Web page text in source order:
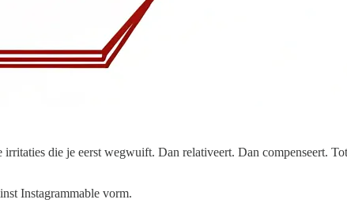
die je eerst wegwuift. Dan relativeert. Dan compenseert.
Instagrammable vorm.